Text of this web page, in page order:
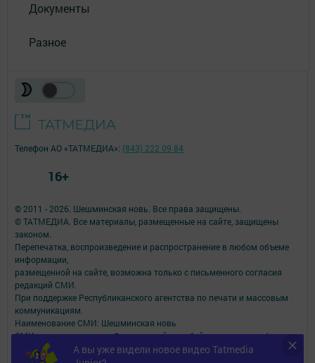
Документы
Разное
А вы уже видели новое видео Tatmedia
© 2011 - 2026. Шешминская новь. Все права защищены.
© ТАТМЕДИА. Все материалы, размещенные на сайте, защищены
законом.
Перепечатка, воспроизведение и распространение в любом объеме
информации,
размещенной на сайте, возможна только с письменного согласия
редакций СМИ.
При поддержке Республиканского агентства по печати и массовым
коммуникациям.
Наименование СМИ: Шешминская новь
СМИ зарегистрировано Федеральной службой по надзору в сфере
связи,
Телефон АО «ТАТМЕДИА»: (843) 222 09 84
16+